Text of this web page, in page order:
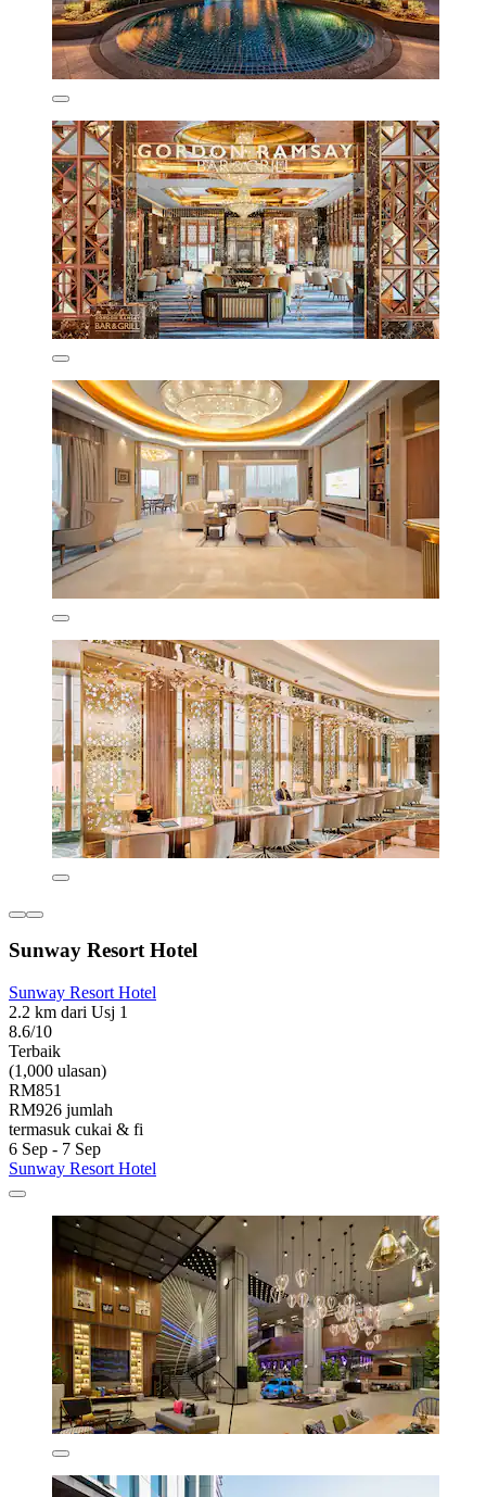
Sunway Resort Hotel
Sunway Resort Hotel
2.2 km dari Usj 1
8.6/10
Terbaik
(1,000 ulasan)
RM851
RM926 jumlah
termasuk cukai & fi
6 Sep - 7 Sep
Sunway Resort Hotel